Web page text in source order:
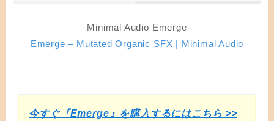
Minimal Audio Emerge
Emerge – Mutated Organic SFX | Minimal Audio
今すぐ『Emerge』を購入するにはこちら >>